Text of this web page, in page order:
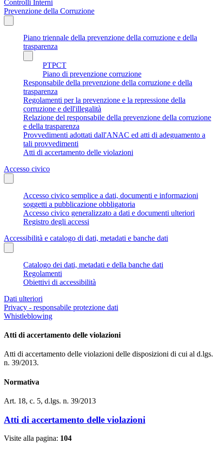
Controlli Interni
Prevenzione della Corruzione
Piano triennale della prevenzione della corruzione e della
trasparenza
PTPCT
Piano di prevenzione corruzione
Responsabile della prevenzione della corruzione e della
trasparenza
Regolamenti per la prevenzione e la repressione della
corruzione e dell'illegalità
Relazione del responsabile della prevenzione della corruzione
e della trasparenza
Provvedimenti adottati dall'ANAC ed atti di adeguamento a
tali provvedimenti
Atti di accertamento delle violazioni
Accesso civico
Accesso civico semplice a dati, documenti e informazioni
soggetti a pubblicazione obbligatoria
Accesso civico generalizzato a dati e documenti ulteriori
Registro degli accessi
Accessibilità e catalogo di dati, metadati e banche dati
Catalogo dei dati, metadati e della banche dati
Regolamenti
Obiettivi di accessibilità
Dati ulteriori
Privacy - responsabile protezione dati
Whistleblowing
Atti di accertamento delle violazioni
Atti di accertamento delle violazioni delle disposizioni di cui al d.lgs.
n. 39/2013.
Normativa
Art. 18, c. 5, d.lgs. n. 39/2013
Atti di accertamento delle violazioni
Visite alla pagina: 104